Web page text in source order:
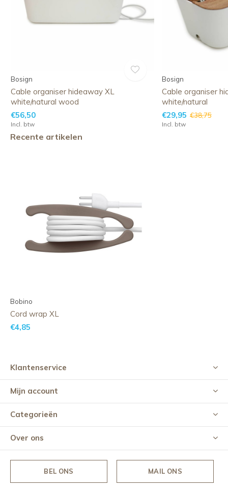
Bosign
Cable organiser hideaway XL
white/natural wood
€56,50
Incl. btw
Bosign
Cable organiser
white/natural
€29,95 €38,75
Incl. btw
Recente artikelen
Bobino
Cord wrap XL
€4,85
Klantenservice
Mijn account
Categorieën
Over ons
BEL ONS MAIL ONS